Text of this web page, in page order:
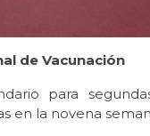
de Vacunación
para
en la novena